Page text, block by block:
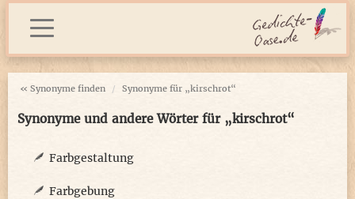
« Synonyme finden Synonyme für „kirschrot“
Synonyme und andere Wörter für „kirschrot“
Farbgestaltung
Farbgebung